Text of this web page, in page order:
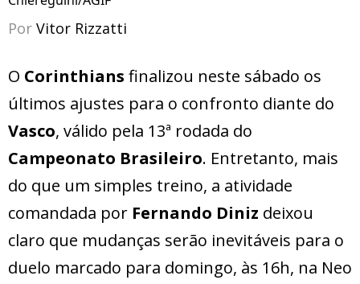
Por Vitor Rizzatti
O Corinthians finalizou neste sábado os
últimos ajustes para o confronto diante do
Vasco, válido pela 13ª rodada do
Campeonato Brasileiro. Entretanto, mais
do que um simples treino, a atividade
comandada por Fernando Diniz deixou
claro que mudanças serão inevitáveis para o
duelo marcado para domingo, às 16h, na Neo